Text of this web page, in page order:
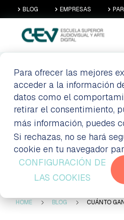
Para ofrecer las mejores
acceder a la información
datos como el
retirar el consentimiento,
más información, puedes
Si rechazas, no se hará
cookie en tu navegador
CONFIGURACIÓN DE
LAS COOKIES
BLOG EMPRESAS
Formación a distancia
HOME BLOG CUÁNTO